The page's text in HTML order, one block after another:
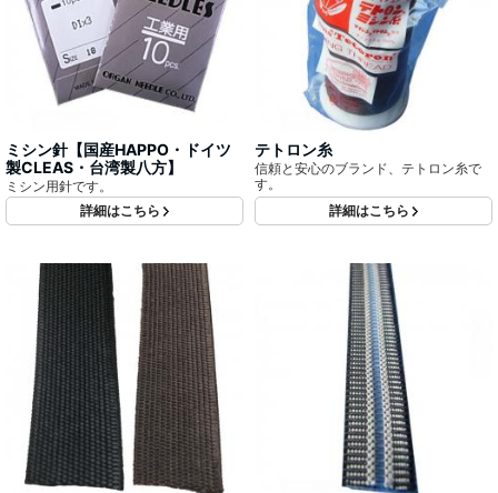
ミシン針【国産HAPPO・ドイツ
製CLEAS・台湾製八方】
ミシン用針です。
詳細はこちら
テトロン糸
信頼と安心のブランド、テトロン糸で
す。
詳細はこちら